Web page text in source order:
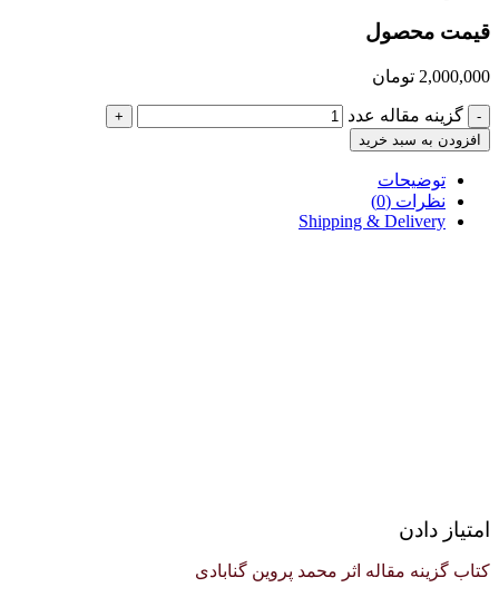
قیمت محصول
2,000,000 تومان
- گزینه مقاله عدد
+
افزودن به سبد خرید
توضیحات
نظرات (0)
Shipping & Delivery
امتیاز دادن
کتاب گزینه مقاله اثر محمد پروین گنابادی